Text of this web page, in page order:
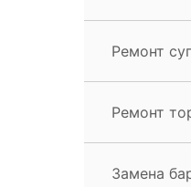
Ремонт
Ремонт
Замена